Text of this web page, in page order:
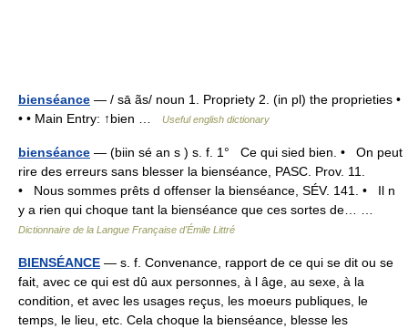
bienséance — / sā ãs/ noun 1. Propriety 2. (in pl) the proprieties •
• • Main Entry: ↑bien …
Useful english dictionary
bienséance — (biin sé an s ) s. f. 1° Ce qui sied bien. • On peut
rire des erreurs sans blesser la bienséance, PASC. Prov. 11.
• Nous sommes prêts d offenser la bienséance, SÉV. 141. • Il n
y a rien qui choque tant la bienséance que ces sortes de… …
Dictionnaire de la Langue Française d'Émile Littré
BIENSÉANCE — s. f. Convenance, rapport de ce qui se dit ou se
fait, avec ce qui est dû aux personnes, à l âge, au sexe, à la
condition, et avec les usages reçus, les moeurs publiques, le
temps, le lieu, etc. Cela choque la bienséance, blesse les